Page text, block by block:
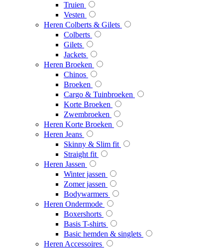
Truien
Vesten
Heren Colberts & Gilets
Colberts
Gilets
Jackets
Heren Broeken
Chinos
Broeken
Cargo & Tuinbroeken
Korte Broeken
Zwembroeken
Heren Korte Broeken
Heren Jeans
Skinny & Slim fit
Straight fit
Heren Jassen
Winter jassen
Zomer jassen
Bodywarmers
Heren Ondermode
Boxershorts
Basis T-shirts
Basic hemden & singlets
Heren Accessoires